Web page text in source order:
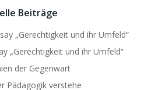
Beiträge
„Gerechtigkeit und ihr Umfeld“
„Gerechtigkeit und ihr Umfeld“
der Gegenwart
Pädagogik verstehe